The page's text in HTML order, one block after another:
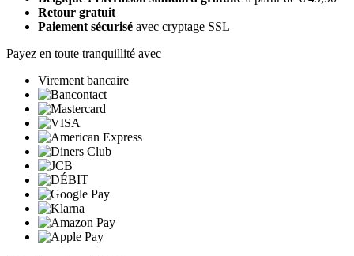
Retour gratuit
Paiement sécurisé avec cryptage SSL
Payez en toute tranquillité avec
Virement bancaire